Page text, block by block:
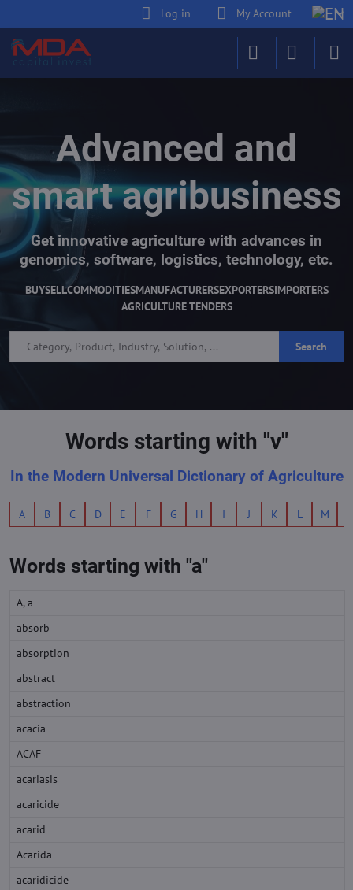
Log in My Account
Advanced and
smart agribusiness
Get innovative agriculture with advances in
genomics, software, logistics, technology, etc.
BUYSELLCOMMODITIESMANUFACTURERSEXPORTERSIMPORTERS
AGRICULTURE TENDERS
Search
Words starting with "v"
In the Modern Universal Dictionary of Agriculture
A B C D E F G H I J K L M
Words starting with "a"
A, a
absorb
absorption
abstract
abstraction
acacia
ACAF
acariasis
acaricide
acarid
Acarida
acaridicide